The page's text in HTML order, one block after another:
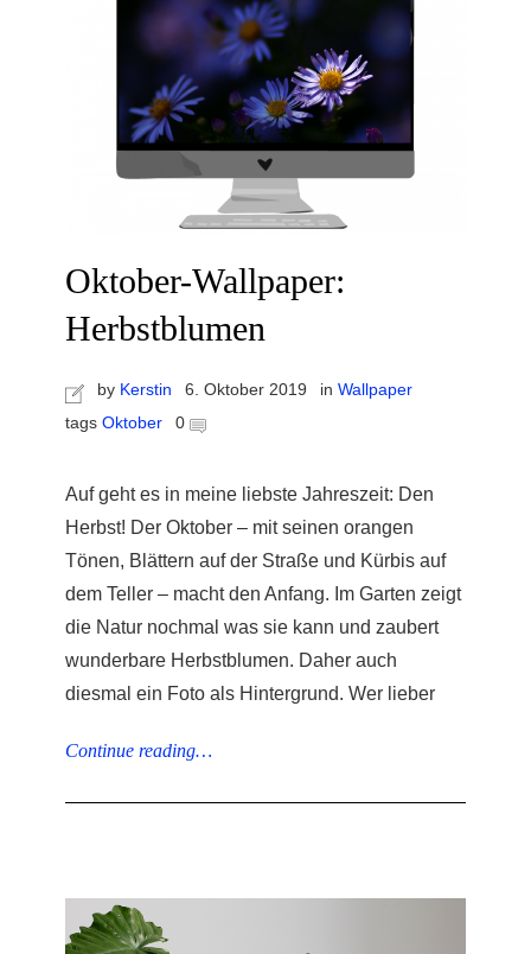
Oktober-Wallpaper:
Herbstblumen
by Kerstin 6. Oktober 2019 in Wallpaper
tags Oktober 0
Auf geht es in meine liebste Jahreszeit: Den
Herbst! Der Oktober – mit seinen orangen
Tönen, Blättern auf der Straße und Kürbis auf
dem Teller – macht den Anfang. Im Garten zeigt
die Natur nochmal was sie kann und zaubert
wunderbare Herbstblumen. Daher auch
diesmal ein Foto als Hintergrund. Wer lieber
Continue reading…